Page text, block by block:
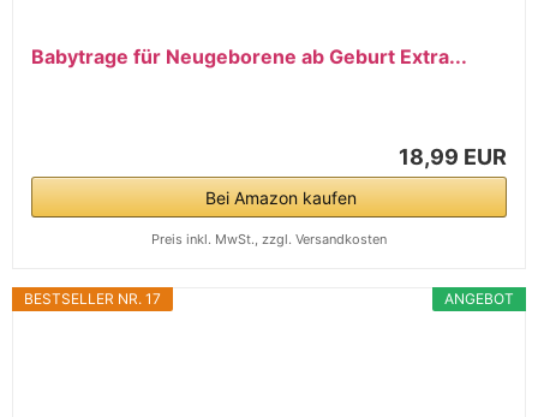
Babytrage für Neugeborene ab Geburt Extra...
18,99 EUR
Bei Amazon kaufen
Preis inkl. MwSt., zzgl. Versandkosten
ANGEBOT
BESTSELLER NR. 17